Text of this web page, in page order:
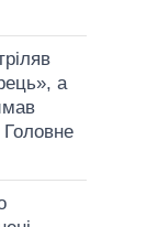
а
Головне